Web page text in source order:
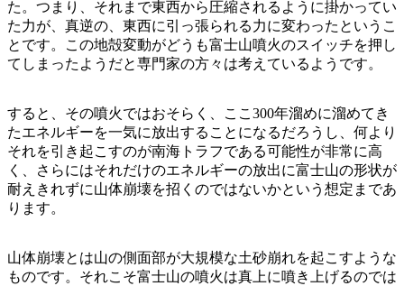
た。つまり、それまで東西から圧縮されるように掛かってい
た力が、真逆の、東西に引っ張られる力に変わったというこ
とです。この地殻変動がどうも富士山噴火のスイッチを押し
てしまったようだと専門家の方々は考えているようです。
すると、その噴火ではおそらく、ここ300年溜めに溜めてき
たエネルギーを一気に放出することになるだろうし、何より
それを引き起こすのが南海トラフである可能性が非常に高
く、さらにはそれだけのエネルギーの放出に富士山の形状が
耐えきれずに山体崩壊を招くのではないかという想定まであ
ります。
山体崩壊とは山の側面部が大規模な土砂崩れを起こすような
ものです。それこそ富士山の噴火は真上に噴き上げるのでは